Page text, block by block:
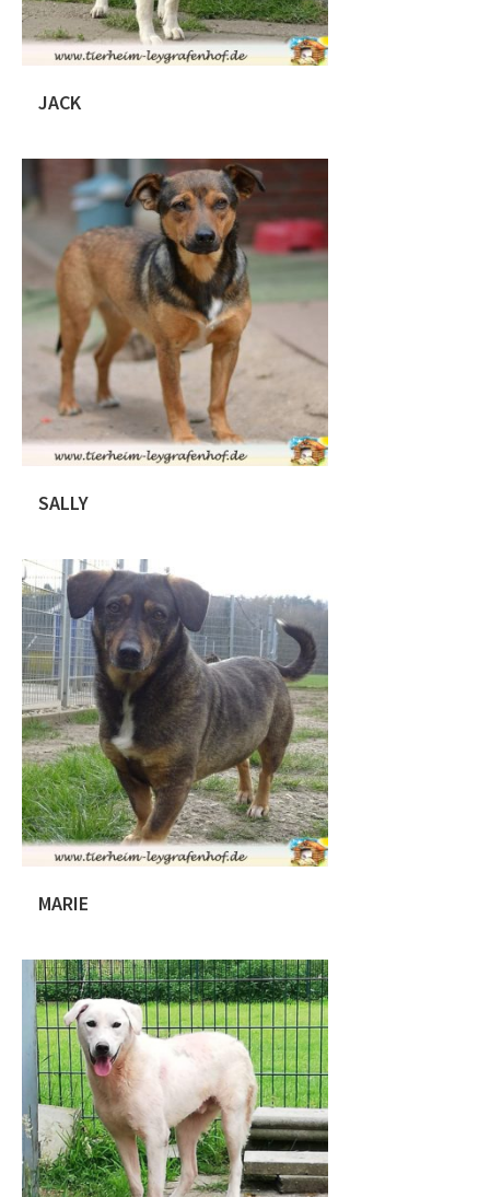
JACK
stammt ursprünglich aus Rumänien.
Der kleine Rüde wurde ca. im Januar
2020 geboren und hat eine
momentane Höhe von ca. 33 cm. Jack
wurde mit seinen Geschwistern auf
einer Strasse außerhalb von Sag-
Timisoara gefunden und wir nahmen
ihn in unsere Obhut! Unsere
rumänische Pflegestelle kümmerte sich
um die Rasselbande […]
SALLY
stammt aus Rumänien und ist ca. am
12.06.2018 geboren. Die junge Hündin
hat eine Schulterhöhe von ca. 35 cm.
Michaele (eine unserer rumänischen
Pflegestellen) fand die süße Hündin auf
einer Landstraße, halb verhungert und
verdurstet. Natürlich hat sich Michaela
sofort Sally angenommen. Sally ist
anfangs schüchtern und vertraut dem
[…]
MARIE
Marie stammt ursprünglich aus
Rumänien. Die kleine Hündin wurde
von Maria (rumänische Pflegestelle)
gerettet und in ihrem Shelter bis zur
Ausreise zu uns gut versorgt. Die
kleine Marie hat eine Schulterhöhe von
ca. 30 cm und wurde ca. im Oktober
2019 geboren. Die süße Hündin ist
sehr zurückhaltend, aber sehr
freundlich. […]